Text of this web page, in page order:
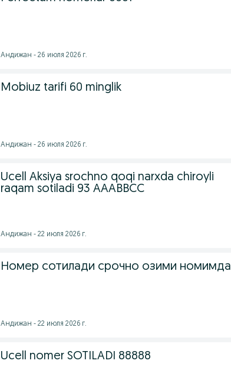
Андижан - 26 июля 2026 г.
Mobiuz tarifi 60 minglik
Андижан - 26 июля 2026 г.
Ucell Aksiya srochno qoqi narxda chiroyli
raqam sotiladi 93 AAABBCC
Андижан - 22 июля 2026 г.
Номер сотилади срочно озими номимда
Андижан - 22 июля 2026 г.
Ucell nomer SOTILADI 88888